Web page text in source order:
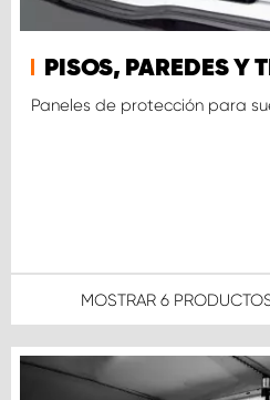
PISOS, PAREDES Y
Paneles de protección para
MOSTRAR 6